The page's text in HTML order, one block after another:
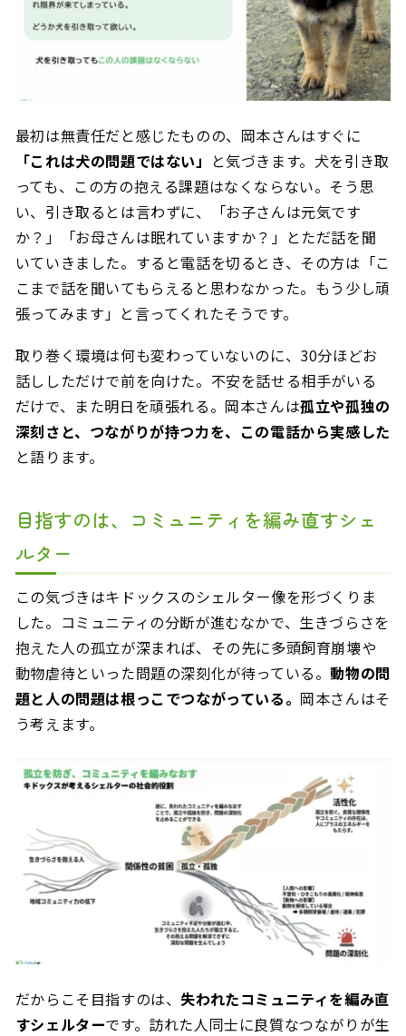
最初は無責任だと感じたものの、岡本さんはすぐに
「これは犬の問題ではない」 と気づきます。犬を引き取
っても、この方の抱える課題はなくならない。そう思
い、引き取るとは言わずに、「お子さんは元気です
か？」「お母さんは眠れていますか？」とただ話を聞
いていきました。すると電話を切るとき、その方は「こ
こまで話を聞いてもらえると思わなかった。もう少し頑
張ってみます」と言ってくれたそうです。
取り巻く環境は何も変わっていないのに、30分ほどお
話ししただけで前を向けた。不安を話せる相手がいる
だけで、また明日を頑張れる。岡本さんは孤立や孤独の
深刻さと、つながりが持つ力を、この電話から実感した
と語ります。
目指すのは、コミュニティを編み直すシェ
ルター
この気づきはキドックスのシェルター像を形づくりま
した。コミュニティの分断が進むなかで、生きづらさを
抱えた人の孤立が深まれば、その先に多頭飼育崩壊や
動物虐待といった問題の深刻化が待っている。動物の問
題と人の問題は根っこでつながっている。 岡本さんはそ
う考えます。
だからこそ目指すのは、 失われたコミュニティを編み直
すシェルターです。訪れた人同士に良質なつながりが生